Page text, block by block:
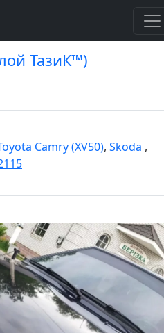
ТазиК™)
Camry (XV50), Skoda ,